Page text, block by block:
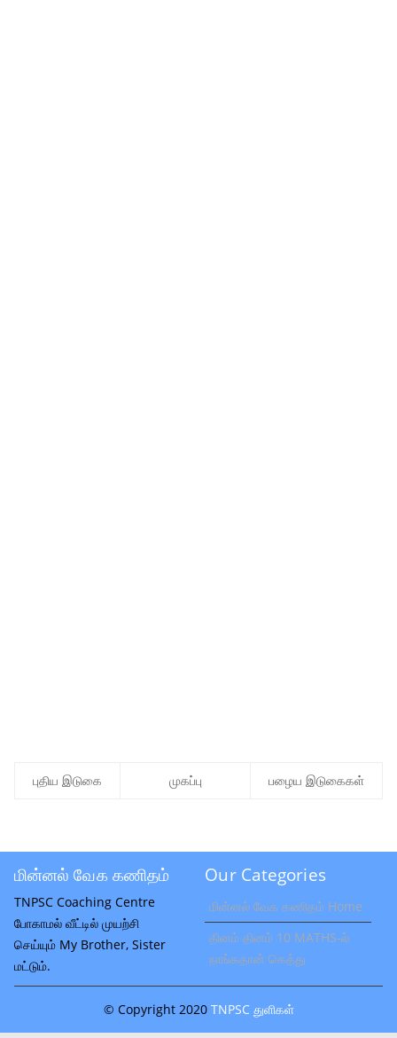
புதிய இடுகை பழைய இடுகைகள்
முகப்பு
மின்னல் வேக கணிதம்
TNPSC Coaching Centre
போகாமல் வீட்டில் முயற்சி
செய்யும் My Brother, Sister
மட்டும்.
Our Categories
மின்னல் வேக கணிதம் Home
தினம் தினம் 10 MATHS-ல்
நாங்கதான் கெத்து
© Copyright 2020 TNPSC துளிகள்